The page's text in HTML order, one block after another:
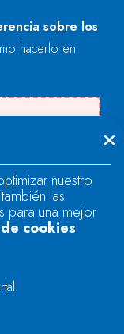
sobre los
hacerlo en
el campo
campo
nuestro
las
para una mejor
cookies